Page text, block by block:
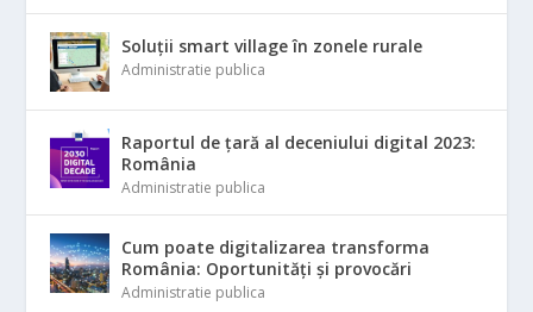
Soluții smart village în zonele rurale
Administratie publica
Raportul de țară al deceniului digital 2023:
România
Administratie publica
Cum poate digitalizarea transforma
România: Oportunități și provocări
Administratie publica